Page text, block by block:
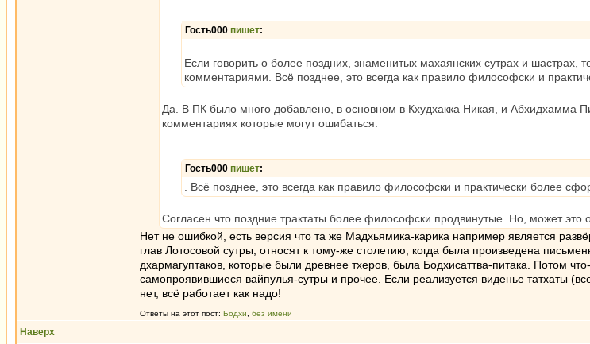
Гость000 пишет:
Если говорить о более поздних, знаменитых махаянских сутрах и
комментариями. Всё позднее, это всегда как правило философски и
Да. В ПК было много добавлено, в основном в Кхудхакка Никая, и Абхидхамма
комментариях которые могут ошибаться.
Гость000 пишет:
. Всё позднее, это всегда как правило философски и практически более
Согласен что поздние трактаты более философски продвинутые. Но, может это
Нет не ошибкой, есть версия что та же Мадхьямика-карика например является
глав Лотосовой сутры, относят к тому-же столетию, когда была произведена
дхармагуптаков, которые были древнее тхеров, была Бодхисаттва-питака. Потом
самопроявившиеся вайпулья-сутры и прочее. Если реализуется виденье татхаты
нет, всё работает как надо!
Ответы на этот пост: Бодхи без имени
Наверх